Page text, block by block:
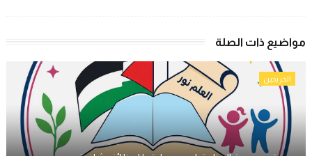
مواضيع ذات الصلة
الخريجين